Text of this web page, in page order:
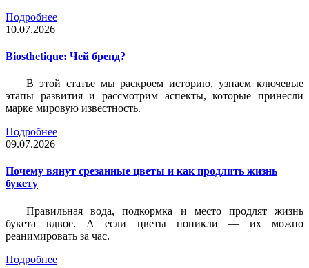
Подробнее
10.07.2026
Biosthetique: Чей бренд?
В этой статье мы раскроем историю, узнаем ключевые
этапы развития и рассмотрим аспекты, которые принесли
марке мировую известность.
Подробнее
09.07.2026
Почему вянут срезанные цветы и как продлить жизнь
букету
Правильная вода, подкормка и место продлят жизнь
букета вдвое. А если цветы поникли — их можно
реанимировать за час.
Подробнее